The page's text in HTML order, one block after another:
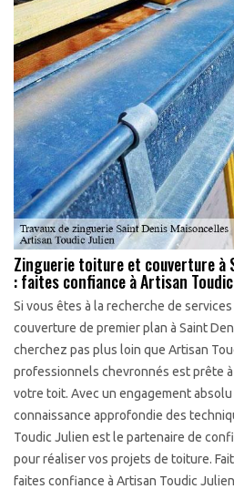
Zinguerie toiture et couverture à
: faites confiance à Artisan
Si vous êtes à la recherche de
couverture de premier plan à Saint
cherchez pas plus loin que Artisan
professionnels chevronnés est prête
votre toit. Avec un engagement
connaissance approfondie des
Toudic Julien est le partenaire de
pour réaliser vos projets de toiture.
faites confiance à Artisan Toudic